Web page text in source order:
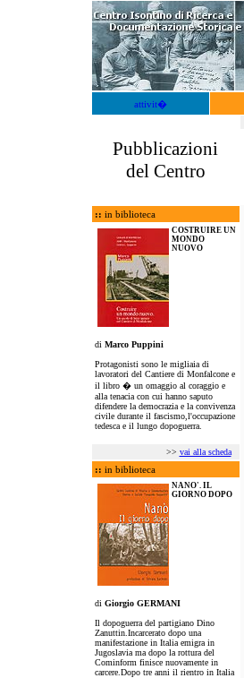
attivit�
Pubblicazioni
del Centro
:: in biblioteca
COSTRUIRE UN
MONDO
NUOVO
di Marco Puppini
Protagonisti sono le migliaia di
lavoratori del Cantiere di Monfalcone e
il libro � un omaggio al coraggio e
alla tenacia con cui hanno saputo
difendere la democrazia e la convivenza
civile durante il fascismo,l'occupazione
tedesca e il lungo dopoguerra.
>> vai alla scheda
:: in biblioteca
NANO'. IL
GIORNO DOPO
di Giorgio GERMANI
Il dopoguerra del partigiano Dino
Zanuttin.Incarcerato dopo una
manifestazione in Italia emigra in
Jugoslavia ma dopo la rottura del
Cominform finisce nuovamente in
carcere.Dopo tre anni il rientro in Italia